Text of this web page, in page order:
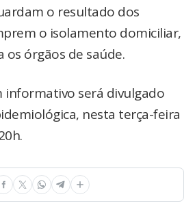
o resultado dos
o isolamento domiciliar,
órgãos de saúde.
informativo será divulgado
nesta terça-feira